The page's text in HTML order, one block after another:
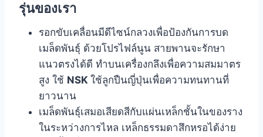
รุ่นของเรา
รอกขับเคลื่อนมีดีไซน์กลวงเพื่อป้องกันการบด
เมล็ดพันธุ์ ด้วยโปรไฟล์นูน สายพานจะรักษา
แนวตรงได้ดี ทำบนเครื่องกลึงเพื่อความสมมาตร
สูง ใช้ NSK ใช้ลูกปืนญี่ปุ่นเพื่อความทนทานที่
ยาวนาน
เมล็ดพันธุ์เสมอเสียดสีกับแผ่นเหล็กชั้นในของราง
ในระหว่างการไหล เหล็กธรรมดาสึกหรอได้ง่าย